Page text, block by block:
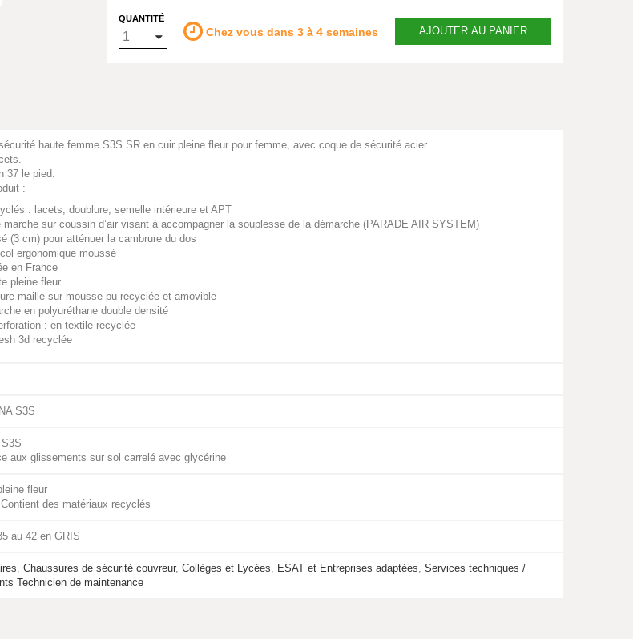
QUANTITÉ
Chez vous dans 3 à 4 semaines AJOUTER AU PANIER
haute femme S3S SR en cuir pleine fleur pour femme, avec coque de sécurité acier.
37 le pied.
:
: lacets, doublure, semelle intérieure et APT
marche sur coussin d’air visant à accompagner la souplesse de la démarche (PARADE AIR SYSTEM)
(3 cm) pour atténuer la cambrure du dos
ergonomique moussé
en France
pleine fleur
maille sur mousse pu recyclée et amovible
en polyuréthane double densité
: en textile recyclée
3d recyclée
S3S
aux glissements sur sol carrelé avec glycérine
fleur
des matériaux recyclés
au 42 en GRIS
, Chaussures de sécurité couvreur, Collèges et Lycées, ESAT et Entreprises adaptées, Services techniques /
Technicien de maintenance